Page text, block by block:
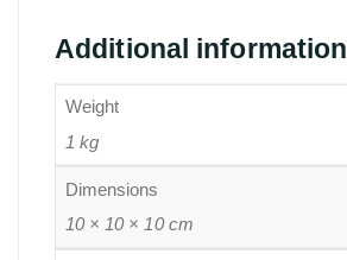
Additional information
Weight
1 kg
Dimensions
10 × 10 × 10 cm